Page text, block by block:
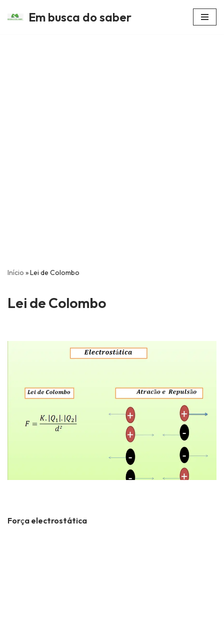
Em busca do saber
Início »Lei de Colombo
Lei de Colombo
Força electrostática